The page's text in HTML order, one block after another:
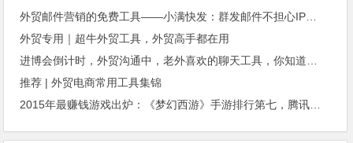
外贸邮件营销的免费工具——小满快发：群发邮件不担心IP被封
外贸专用｜超牛外贸工具，外贸高手都在用
进博会倒计时，外贸沟通中，老外喜欢的聊天工具，你知道几种？
推荐 | 外贸电商常用工具集锦
2015年最赚钱游戏出炉：《梦幻西游》手游排行第七，腾讯总收入进前三